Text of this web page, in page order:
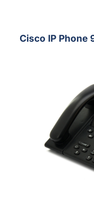
Cisco IP Phone